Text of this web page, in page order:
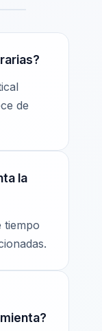
de
la
tiempo